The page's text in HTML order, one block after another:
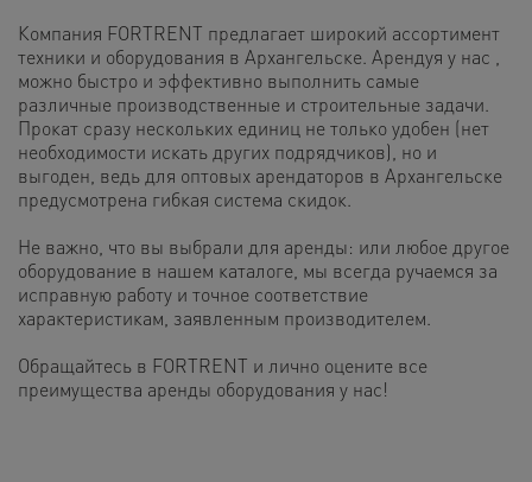
Компания FORTRENT предлагает широкий ассортимент
техники и оборудования в Архангельске. Арендуя у нас ,
можно быстро и эффективно выполнить самые
различные производственные и строительные задачи.
Прокат сразу нескольких единиц не только удобен (нет
необходимости искать других подрядчиков), но и
выгоден, ведь для оптовых арендаторов в Архангельске
предусмотрена гибкая система скидок.
Не важно, что вы выбрали для аренды: или любое другое
оборудование в нашем каталоге, мы всегда ручаемся за
исправную работу и точное соответствие
характеристикам, заявленным производителем.
Обращайтесь в FORTRENT и лично оцените все
преимущества аренды оборудования у нас!